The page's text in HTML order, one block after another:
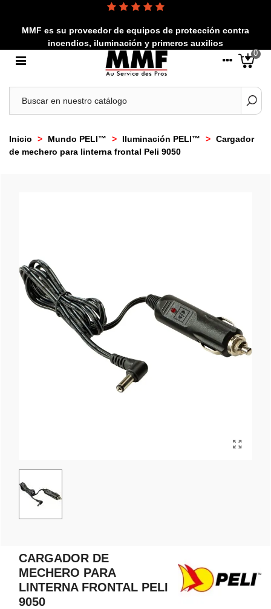
MMF es su proveedor de equipos de protección contra
incendios, iluminación y primeros auxilios
0
Inicio > Mundo PELI™ > Iluminación PELI™ > Cargador
de mechero para linterna frontal Peli 9050
CARGADOR DE
MECHERO PARA
LINTERNA FRONTAL PELI
9050